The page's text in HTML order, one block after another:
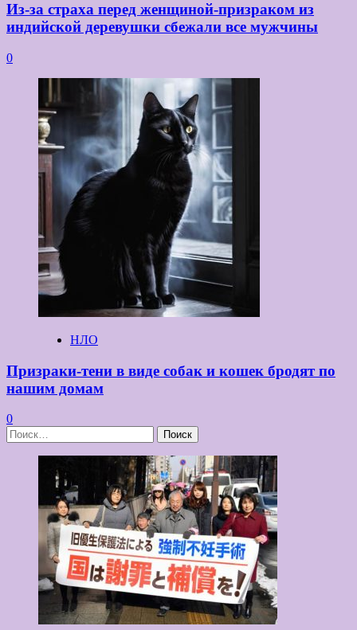
Из-за страха перед женщиной-призраком из
индийской деревушки сбежали все мужчины
0
НЛО
Призраки-тени в виде собак и кошек бродят по
нашим домам
0
Найти: